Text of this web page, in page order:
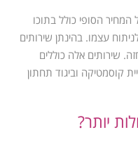
המחיר הסופי כולל בתוכו
עצמו. בהינתן שירותים
שירותים אלה כוללים
קוסמטיקה וביגוד תחתון
יותר?